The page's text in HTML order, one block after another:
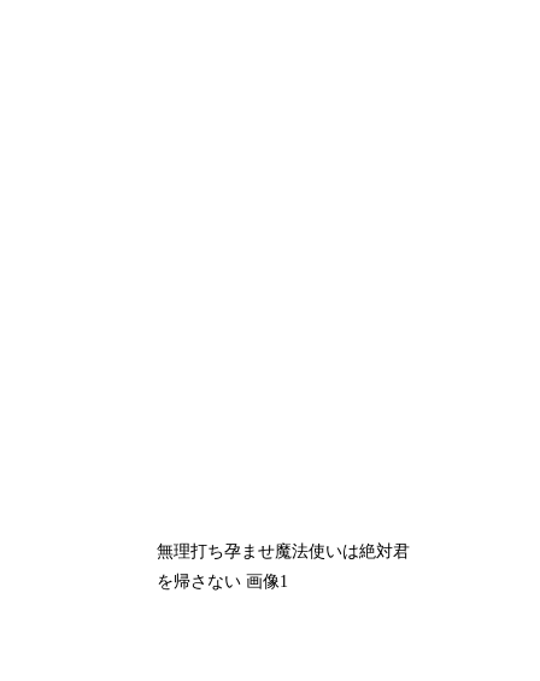
無理打ち孕ませ魔法使いは絶対君
を帰さない 画像1